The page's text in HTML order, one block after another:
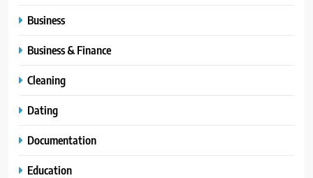
Business
Business & Finance
Cleaning
Dating
Documentation
Education